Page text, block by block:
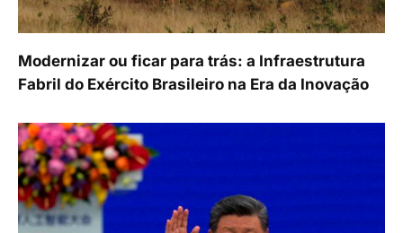
Modernizar ou ficar para trás: a Infraestrutura
Fabril do Exército Brasileiro na Era da Inovação